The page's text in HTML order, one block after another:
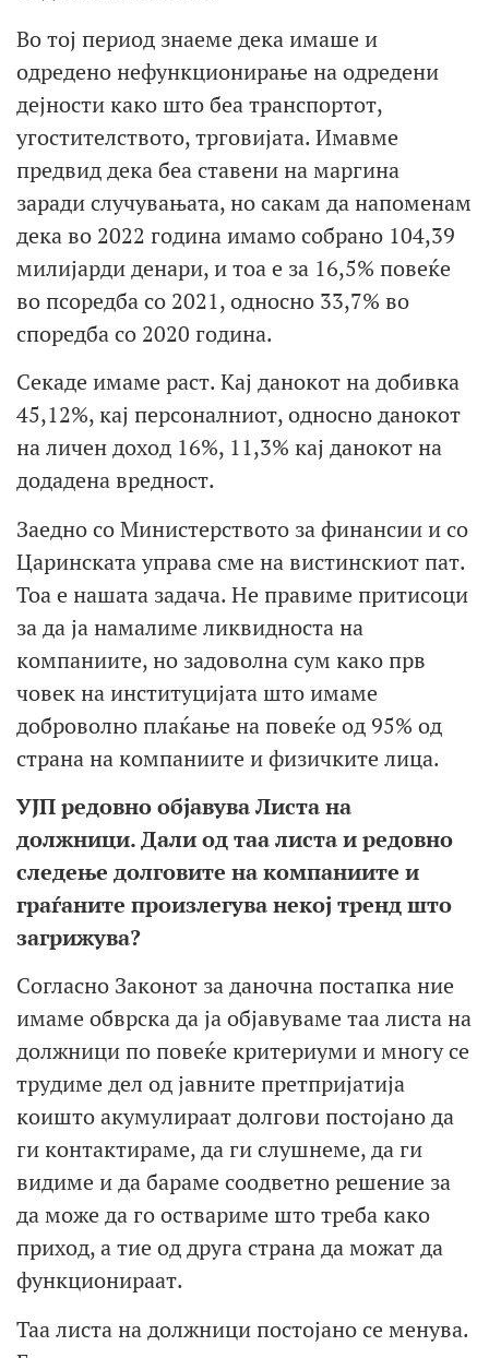
Во тој период знаеме дека имаше и
одредено нефункционирање на одредени
дејности како што беа транспортот,
угостителството, трговијата. Имавме
предвид дека беа ставени на маргина
заради случувањата, но сакам да напоменам
дека во 2022 година имамо собрано 104,39
милијарди денари, и тоа е за 16,5% повеќе
во псоредба со 2021, односно 33,7% во
споредба со 2020 година.
Секаде имаме раст. Кај данокот на добивка
45,12%, кај персоналниот, односно данокот
на личен доход 16%, 11,3% кај данокот на
додадена вредност.
Заедно со Министерството за финансии и со
Царинската управа сме на вистинскиот пат.
Тоа е нашата задача. Не правиме притисоци
за да ја намалиме ликвидноста на
компаниите, но задоволна сум како прв
човек на институцијата што имаме
доброволно плаќање на повеќе од 95% од
страна на компаниите и физичките лица.
УЈП редовно објавува Листа на
должници. Дали од таа листа и редовно
следење долговите на компаниите и
граѓаните произлегува некој тренд што
загрижува?
Согласно Законот за даночна постапка ние
имаме обврска да ја објавуваме таа листа на
должници по повеќе критериуми и многу се
трудиме дел од јавните претпријатија
коишто акумулираат долгови постојано да
ги контактираме, да ги слушнеме, да ги
видиме и да бараме соодветно решение за
да може да го оствариме што треба како
приход, а тие од друга страна да можат да
функционираат.
Таа листа на должници постојано се менува.